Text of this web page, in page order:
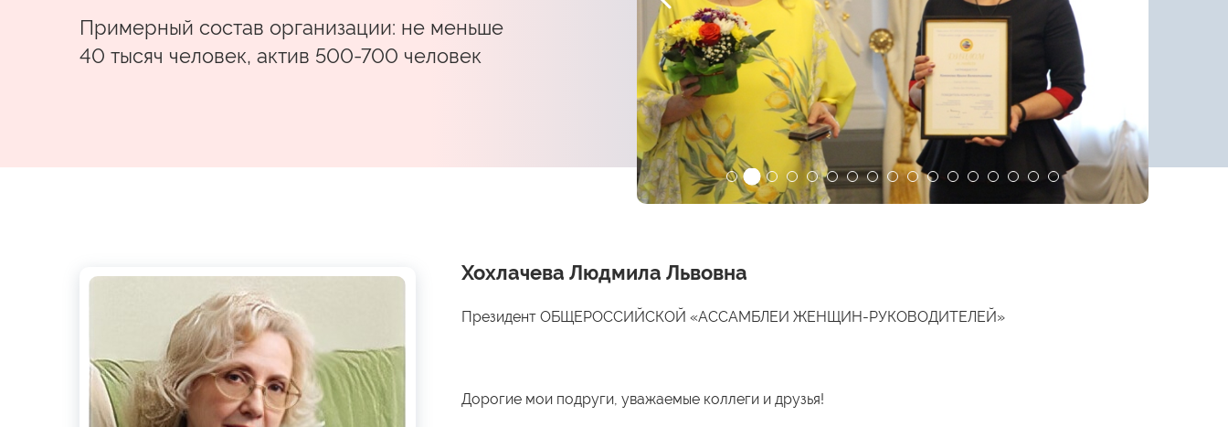
Примерный состав организации: не меньше
40 тысяч человек, актив 500-700 человек
Хохлачева Людмила Львовна
Президент ОБЩЕРОССИЙСКОЙ «АССАМБЛЕИ ЖЕНЩИН-РУКОВОДИТЕЛЕЙ»
Дорогие мои подруги, уважаемые коллеги и друзья!